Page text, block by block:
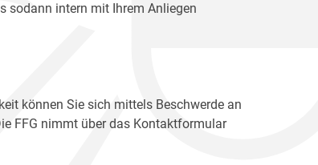
sodann intern mit Ihrem Anliegen
können Sie sich mittels Beschwerde an
FFG nimmt über das Kontaktformular